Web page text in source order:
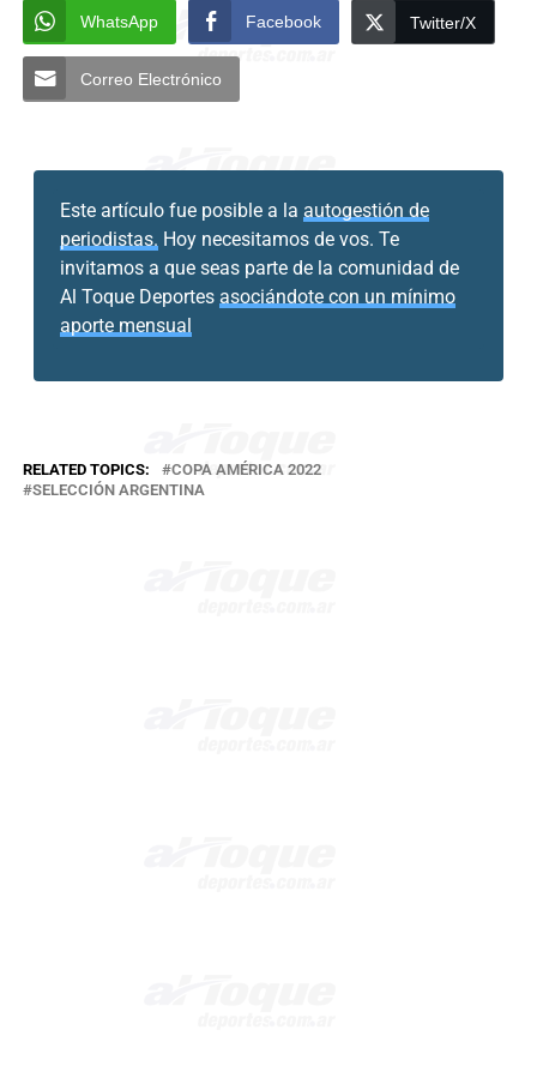
WhatsApp Facebook Twitter/X
Correo Electrónico
Este artículo fue posible a la autogestión de
periodistas. Hoy necesitamos de vos. Te
invitamos a que seas parte de la comunidad de
Al Toque Deportes asociándote con un mínimo
aporte mensual
RELATED TOPICS:
COPA AMÉRICA 2022
SELECCIÓN ARGENTINA